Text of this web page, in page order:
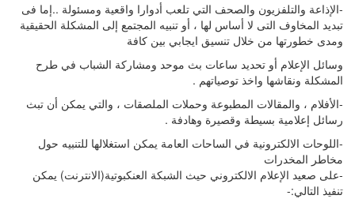
-الإذاعة والتلفزيون والصحف التي تلعب أدوارا واقعية ومسئولة ..إما فى
تبديد المخاوف التى لا أساس لها ، أو تنبيه المجتمع إلى المشكلة الحقيقية
ومدى خطورتها من خلال تنسيق ايجابي بين كافة
وسائل الإعلام أو تحديد ساعات بث موحد ومشاركة الشباب في طرح
المشكلة ونقاشها واخذ توصياتهم .
-الأفلام ، والمقالات المطبوعة وحملات الملصقات ، والتي يمكن أن تبث
رسائل إعلامية بسيطة وقصيرة وهادفة .
-اللوحات الالكترونية في الساحات العامة يمكن استغلالها للتنبيه حول
مخاطر المخدرات
-على صعيد الإعلام الالكتروني حيث الشبكة العنكبوتية(الانترنت) يمكن
تنفيذ التالي:-